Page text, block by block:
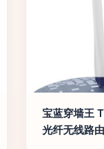
宝蓝穿墙王
光纤无线路